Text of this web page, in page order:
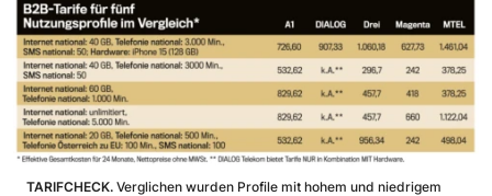
TARIFCHECK. Verglichen wurden Profile mit hohem und niedrigem